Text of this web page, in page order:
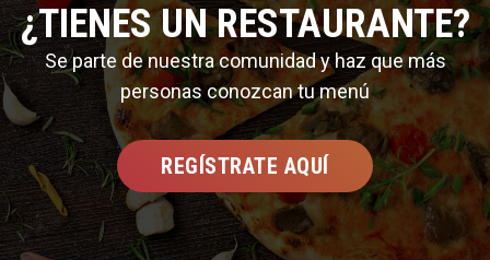
¿TIENES UN RESTAURANTE?
Se parte de nuestra comunidad y haz que más
personas conozcan tu menú
REGÍSTRATE AQUÍ